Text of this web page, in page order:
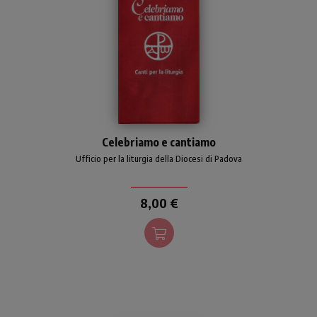
canti per l'animazione
liturgica, scelti dall'ufficio
Padova in base a criteri
biblico-teologici,
catechetici, letterari e
ritmico-melodici.
Celebriamo e cantiamo
Ufficio per la liturgia della Diocesi di Padova
8,00 €